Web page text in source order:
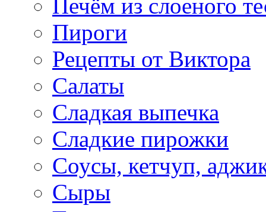
Печём из слоеного
Пироги
Рецепты от Виктора
Салаты
Сладкая выпечка
Сладкие пирожки
Соусы, кетчуп,
Сыры